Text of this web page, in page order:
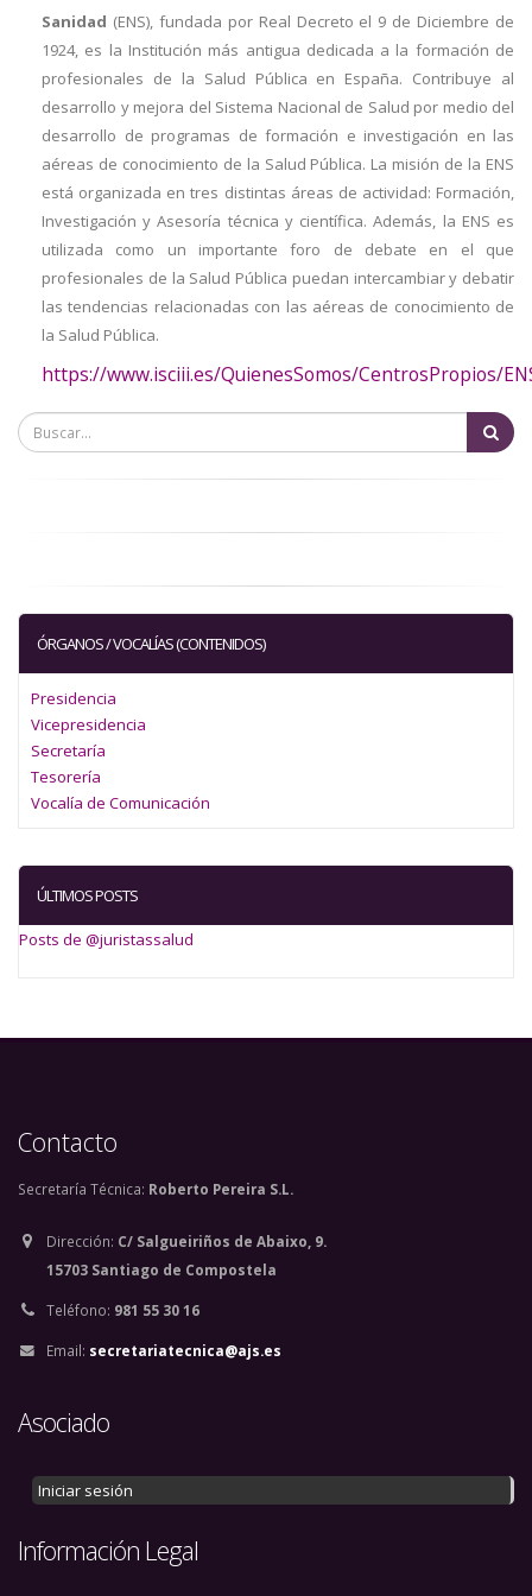
la
navegación
Sanidad (ENS), fundada por Real Decreto el 9 de Diciembre de
1924, es la Institución más antigua dedicada a la formación de
profesionales de la Salud Pública en España. Contribuye al
desarrollo y mejora del Sistema Nacional de Salud por medio del
desarrollo de programas de formación e investigación en las
aéreas de conocimiento de la Salud Pública. La misión de la ENS
está organizada en tres distintas áreas de actividad: Formación,
Investigación y Asesoría técnica y científica. Además, la ENS es
utilizada como un importante foro de debate en el que
profesionales de la Salud Pública puedan intercambiar y debatir
las tendencias relacionadas con las aéreas de conocimiento de
la Salud Pública.
https://www.isciii.es/QuienesSomos/CentrosPropios/
ÓRGANOS / VOCALÍAS (CONTENIDOS)
Presidencia
Vicepresidencia
Secretaría
Tesorería
Vocalía de Comunicación
ÚLTIMOS POSTS
Posts de @juristassalud
Contacto
Secretaría Técnica: Roberto Pereira S.L.
Dirección: C/ Salgueiriños de Abaixo, 9.
15703 Santiago de Compostela
Teléfono: 981 55 30 16
Email: secretariatecnica@ajs.es
Asociado
Iniciar sesión
Información Legal